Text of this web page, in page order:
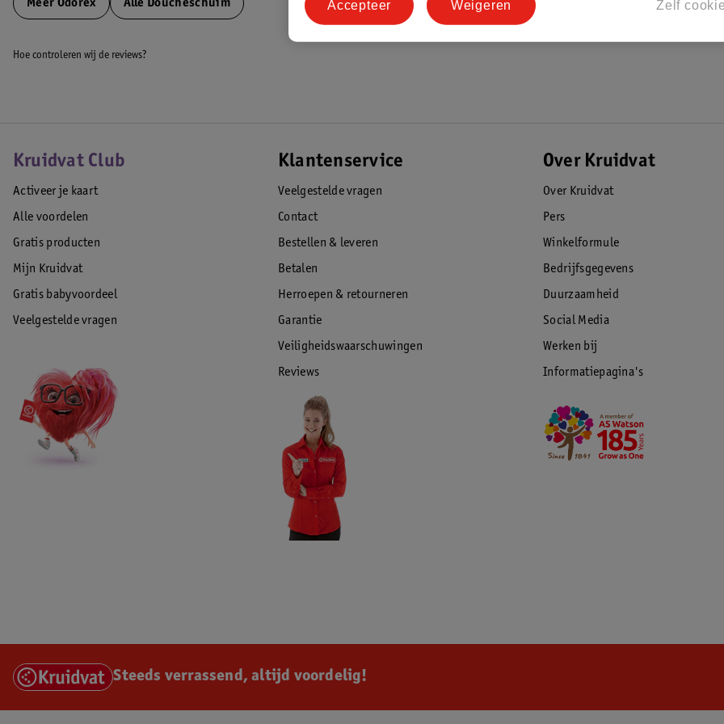
Meer Odorex Alle Doucheschuim
Hoe controleren wij de reviews?
Kruidvat Club
Activeer je kaart
Alle voordelen
Gratis producten
Mijn Kruidvat
Gratis babyvoordeel
Veelgestelde vragen
Klantenservice
Veelgestelde vragen
Contact
Bestellen & leveren
Betalen
Herroepen & retourneren
Garantie
Veiligheidswaarschuwingen
Reviews
Over Kruidvat
Over Kruidvat
Pers
Winkelformule
Bedrijfsgegevens
Duurzaamheid
Social Media
Werken bij
Informatiepagina's
Steeds verrassend, altijd voordelig!
Zelf
Weigeren
Accepteer